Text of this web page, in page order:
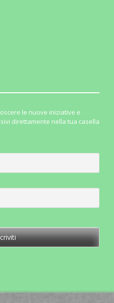
le nuove iniziative e
direttamente nella tua casella